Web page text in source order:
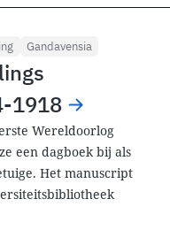
Gandavensia
1918
Wereldoorlog
een dagboek bij als
Het manuscript